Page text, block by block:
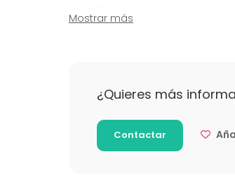
cannot be refund. In case
total amount.
Puede cancelar hasta 14
Mostrar más
¿Quieres más
Contactar